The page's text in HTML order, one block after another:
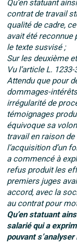
Qu’en statuant
contrat de travail
qualité de cadre,
avait été reconnue
le texte susvisé ;
Sur les deuxième
Vu l’article L.
Attendu que pour
dommages-
irrégularité de
témoignages
équivoque sa
travail en raison
l’acquisition d’un
a commencé à
refus produit les
premiers juges
accord, avec la
au contrat pour
Qu’en statuant
salarié qui a
pouvant